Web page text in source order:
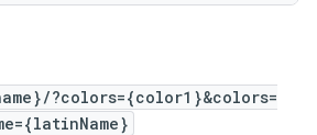
?colors={color1}&colors=